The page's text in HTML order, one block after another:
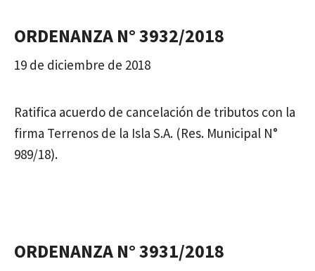
ORDENANZA N° 3932/2018
19 de diciembre de 2018
Ratifica acuerdo de cancelación de tributos con la
firma Terrenos de la Isla S.A. (Res. Municipal N°
989/18).
ORDENANZA N° 3931/2018